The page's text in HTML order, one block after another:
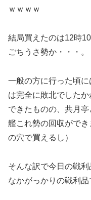
ｗｗｗｗ
結局買えたのは12時
ごちうさ勢か・・・。
一般の方に行った頃
は完全に敗北でした
できたものの、共月
艦これ勢の回収がで
の穴で買えるし）
そんな訳で今日の戦
なかがっかりの戦利品